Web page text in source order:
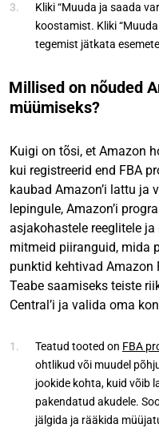
Kliki “Muuda ja saada
koostamist. Kliki
tegemist jätkata
Millised on nõuded
müümiseks?
Kuigi on tõsi, et Amazon
kui registreerid end FBA
kaubad Amazon’i lattu ja
lepingule, Amazon’i
asjakohastele reeglitele
mitmeid piiranguid, mida
punktid kehtivad Amazon
Teabe saamiseks teiste
Central’i ja valida oma
Teatud tooted on FBA
ohtlikud või muudel
jookide kohta, kuid võib
pakendatud akudele.
jälgida ja rääkida